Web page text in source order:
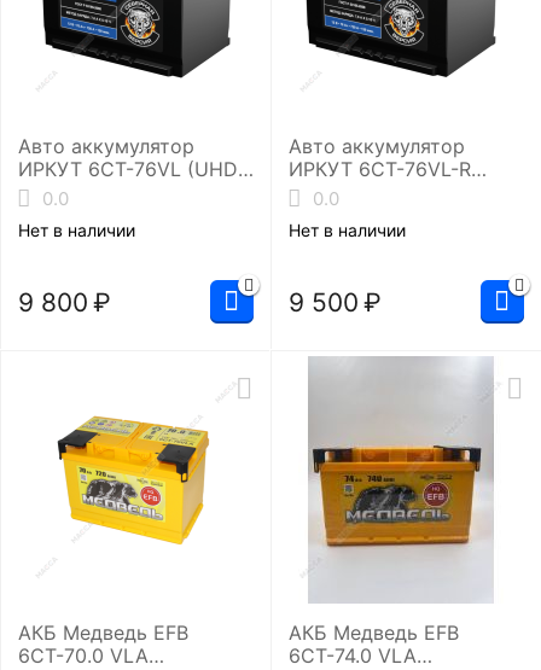
Авто аккумулятор
ИРКУТ 6CT-76VL (UHD-
L3RU)
0.0
Нет в наличии
9 800 ₽
Авто аккумулятор
ИРКУТ 6CT-76VL-R
(UHD-L3EU)
0.0
Нет в наличии
9 500 ₽
АКБ Медведь EFB
6СТ-70.0 VLA
АКБ Медведь EFB
6СТ-74.0 VLA